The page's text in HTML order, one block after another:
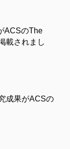
ACSのThe
載されまし
成果がACSの